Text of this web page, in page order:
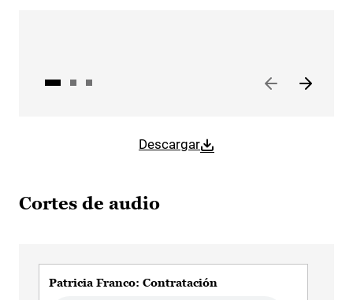
Descargar
Cortes de audio
Patricia Franco: Contratación